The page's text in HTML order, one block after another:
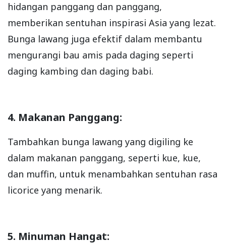
hidangan panggang dan panggang,
memberikan sentuhan inspirasi Asia yang lezat.
Bunga lawang juga efektif dalam membantu
mengurangi bau amis pada daging seperti
daging kambing dan daging babi.
4. Makanan Panggang:
Tambahkan bunga lawang yang digiling ke
dalam makanan panggang, seperti kue, kue,
dan muffin, untuk menambahkan sentuhan rasa
licorice yang menarik.
5. Minuman Hangat: